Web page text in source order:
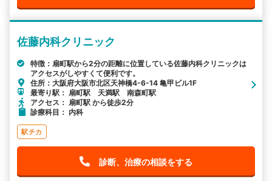
佐藤内科クリニック
特徴：扇町駅から2分の距離に位置している佐藤内科クリニックは
アクセスがしやすくて便利です。
住所：大阪府大阪市北区天神橋4-6-14 亀甲ビル1F
最寄り駅： 扇町駅 天満駅 南森町駅
アクセス： 扇町駅 から徒歩2分
診療科目： 内科
駅チカ
診断、治療の相談をする